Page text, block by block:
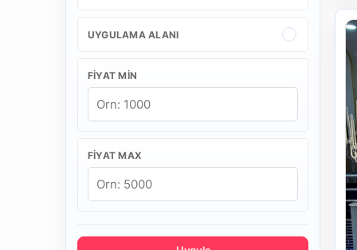
UYGULAMA ALANI
FIYAT MIN
FIYAT MAX